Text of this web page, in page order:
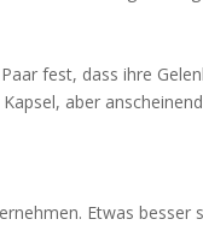
fest, dass ihre
aber
Etwas besser